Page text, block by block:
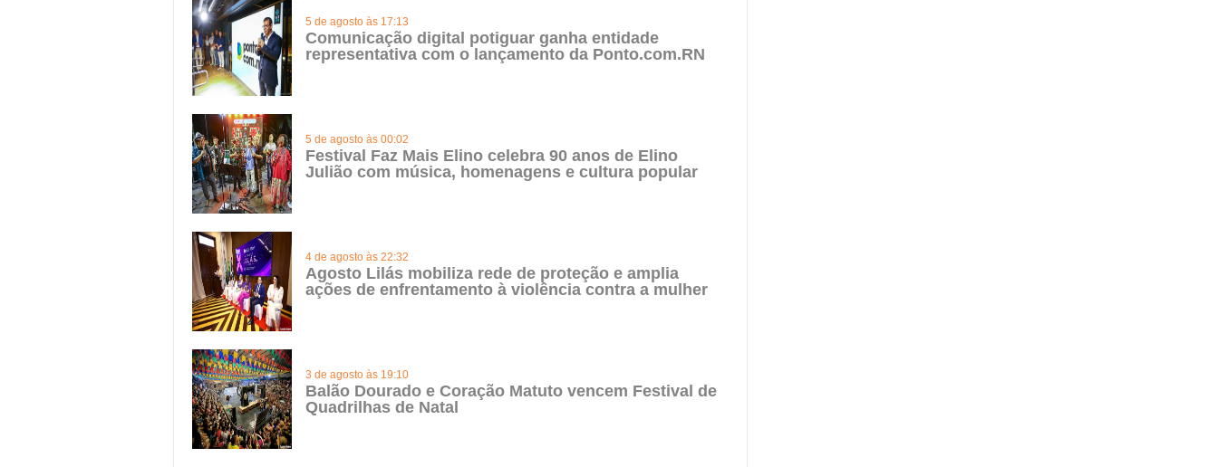
5 de agosto às 17:13
Comunicação digital potiguar ganha entidade
representativa com o lançamento da Ponto.com.RN
5 de agosto às 00:02
Festival Faz Mais Elino celebra 90 anos de Elino
Julião com música, homenagens e cultura popular
4 de agosto às 22:32
Agosto Lilás mobiliza rede de proteção e amplia
ações de enfrentamento à violência contra a mulher
3 de agosto às 19:10
Balão Dourado e Coração Matuto vencem Festival de
Quadrilhas de Natal